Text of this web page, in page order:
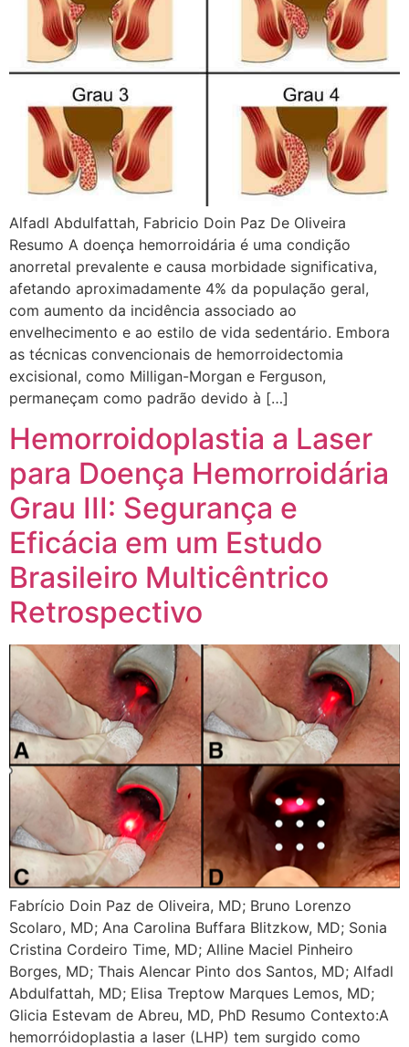
Alfadl Abdulfattah, Fabricio Doin Paz De Oliveira
Resumo A doença hemorroidária é uma condição
anorretal prevalente e causa morbidade significativa,
afetando aproximadamente 4% da população geral,
com aumento da incidência associado ao
envelhecimento e ao estilo de vida sedentário. Embora
as técnicas convencionais de hemorroidectomia
excisional, como Milligan-Morgan e Ferguson,
permaneçam como padrão devido à […]
Hemorroido­plastia a Laser
para Doença Hemorroidária
Grau III: Segurança e
Eficácia em um Estudo
Brasileiro Multicêntrico
Retrospectivo
Fabrício Doin Paz de Oliveira, MD; Bruno Lorenzo
Scolaro, MD; Ana Carolina Buffara Blitzkow, MD; Sonia
Cristina Cordeiro Time, MD; Alline Maciel Pinheiro
Borges, MD; Thais Alencar Pinto dos Santos, MD; Alfadl
Abdulfattah, MD; Elisa Treptow Marques Lemos, MD;
Glicia Estevam de Abreu, MD, PhD Resumo Contexto:A
hemorróidoplastia a laser (LHP) tem surgido como